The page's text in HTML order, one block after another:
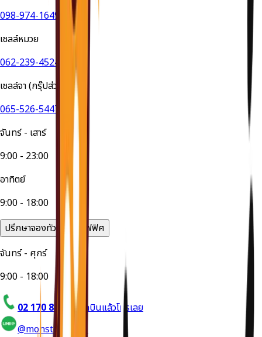
098-974-1649
เซลล์หมวย
062-239-4524
เซลล์จา (กรุ๊ปส่วนตัว)
065-526-5447
จันทร์ - เสาร์
9:00 - 23:00
อาทิตย์
9:00 - 18:00
ปรึกษาจองทัวร์ได้ที่ออฟฟิศ
จันทร์ - ศุกร์
9:00 - 18:00
02 170 8714
อยากบินแล้วโทรเลย
@monstertravel